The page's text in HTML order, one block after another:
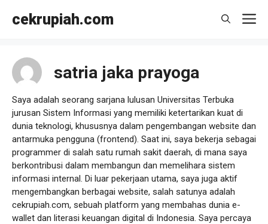
cekrupiah.com
satria jaka prayoga
Saya adalah seorang sarjana lulusan Universitas Terbuka
jurusan Sistem Informasi yang memiliki ketertarikan kuat di
dunia teknologi, khususnya dalam pengembangan website dan
antarmuka pengguna (frontend). Saat ini, saya bekerja sebagai
programmer di salah satu rumah sakit daerah, di mana saya
berkontribusi dalam membangun dan memelihara sistem
informasi internal. Di luar pekerjaan utama, saya juga aktif
mengembangkan berbagai website, salah satunya adalah
cekrupiah.com, sebuah platform yang membahas dunia e-
wallet dan literasi keuangan digital di Indonesia. Saya percaya